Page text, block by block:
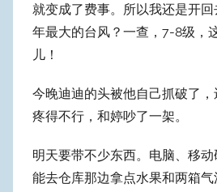
p
u
e
o
g
就变成了费事。所以我还是开
年最大的台风？一查，7-8级，
儿！
今晚迪迪的头被他自己抓破了
疼得不行，和婷吵了一架。
明天要带不少东西。电脑、移
能去仓库那边拿点水果和两箱